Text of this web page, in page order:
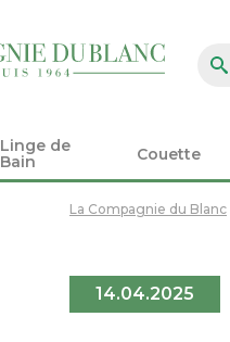
Linge de
Bain
Couette
La Compagnie du Blanc
14.04.2025